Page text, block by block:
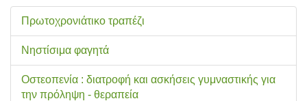
Πρωτοχρονιάτικο τραπέζι
Νηστίσιμα φαγητά
Οστεοπενία : διατροφή και ασκήσεις γυμναστικής για
την πρόληψη - θεραπεία